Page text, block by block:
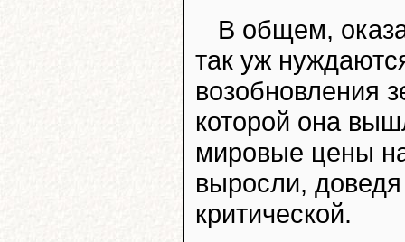
В общем,
так уж
возобновления
которой она
мировые цены
выросли,
критической.